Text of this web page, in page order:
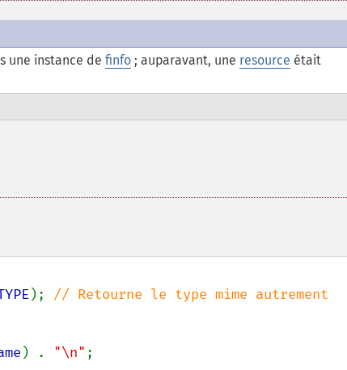
une instance de finfo ; auparavant, une resource était
); // Retourne le type mime autrement
) . "\n" ;